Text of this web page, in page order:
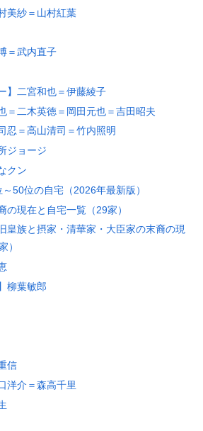
美紗＝山村紅葉
＝武内直子
】二宮和也＝伊藤綾子
＝二木英徳＝岡田元也＝吉田昭夫
忍＝高山清司＝竹内照明
ジョージ
クン
50位の自宅（2026年最新版）
の現在と自宅一覧（29家）
皇族と摂家・清華家・大臣家の末裔の現
）
柳葉敏郎
信
洋介＝森高千里